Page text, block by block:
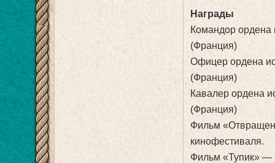
Награды
Командор ордена
(Франция)
Офицер ордена
(Франция)
Кавалер ордена
(Франция)
Фильм
кинофестиваля.
Фильм «Тупик» —